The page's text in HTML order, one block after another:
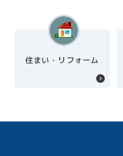
住まい・リフォーム